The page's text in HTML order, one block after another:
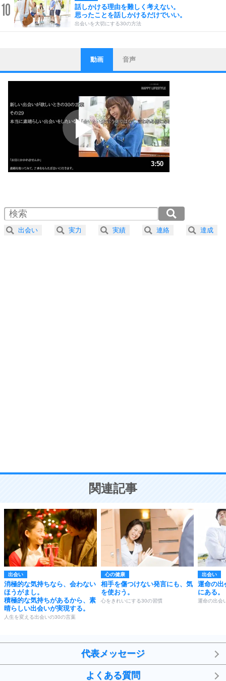
10
話しかける理由を難しく考えない。
思ったことを話しかけるだけでいい。
出会いを大切にする30の方法
1
ストレス対策
他人と比べない。
いっそのこと、他人を見ない。
いらいらしない人になる30の方法
プラス思考
ポジティブになれない原因は、行動しないから。
ポジティブ思考になる30の方法
ストレス対策
人生、なんとかなるもの。
気楽に生きる30の方法
4 器の大きい人は、怒りを優しさで表現する。
ことが大切。
動画 音声
3:50
2.0倍速 （450KB 1分55秒）
2.5倍速 （360KB 1分32秒）
3.0倍速 （300KB 1分16秒）
出会い 実力 実績 連絡 達成
関連記事
出会い
消極的な気持ちなら、会わない
ほうがまし。
積極的な気持ちがあるから、素
晴らしい出会いが実現する。
人生を変える出会いの30の言葉
心の健康
相手を傷つけない発言にも、気
を使おう。
心をきれいにする30の習慣
出会い
運命の出
にある。
運命の出会
代表メッセージ
よくある質問